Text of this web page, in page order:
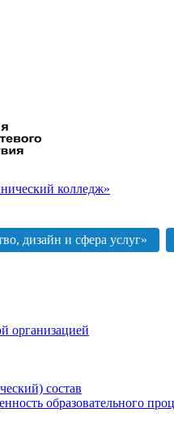
колледж»
дизайн и сфера услуг»
организацией
состав
образовательного